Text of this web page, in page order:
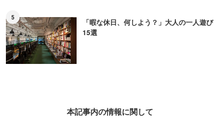
5
「暇な休日、何しよう？」大人の一人遊び
15選
本記事内の情報に関して